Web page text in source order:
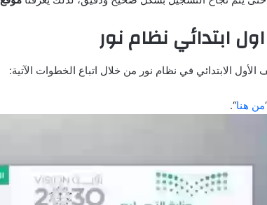
ابتدائي نظام نور
الابتدائي في نظام نور من خلال اتباع الخطوات الآتية:
من هنا“.